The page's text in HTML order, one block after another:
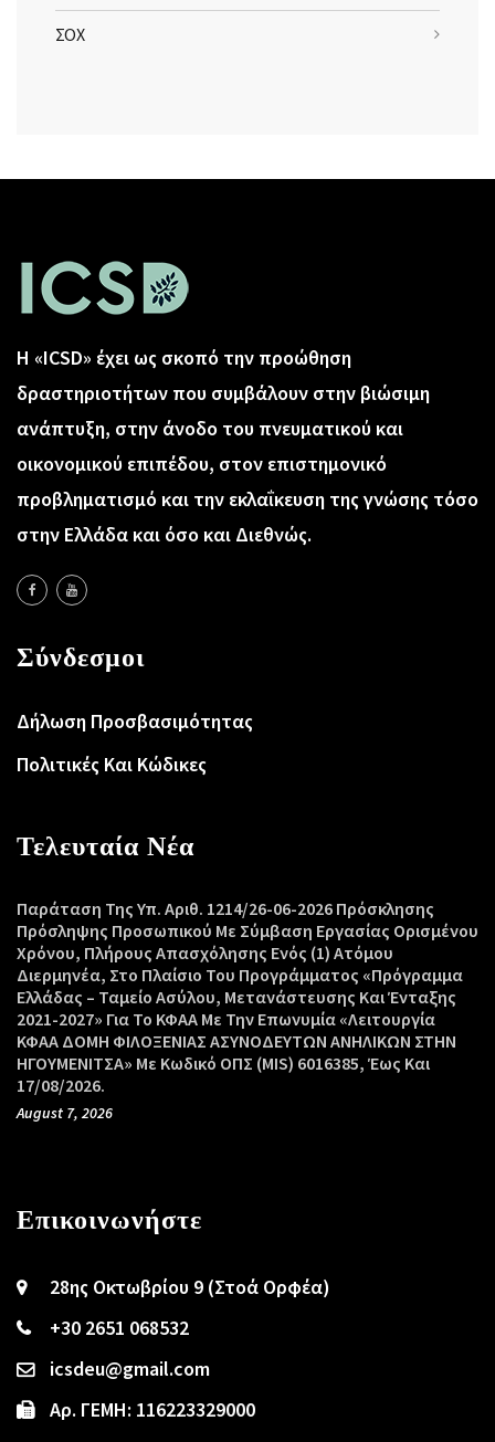
ΣΟΧ
Η «ICSD» έχει ως σκοπό την προώθηση
δραστηριοτήτων που συμβάλουν στην βιώσιμη
ανάπτυξη, στην άνοδο του πνευματικού και
οικονομικού επιπέδου, στον επιστημονικό
προβληματισμό και την εκλαΐκευση της γνώσης τόσο
στην Ελλάδα και όσο και Διεθνώς.
Σύνδεσμοι
Δήλωση Προσβασιμότητας
Πολιτικές Και Κώδικες
Τελευταία Νέα
Παράταση Της Υπ. Αριθ. 1214/26-06-2026 Πρόσκλησης
Πρόσληψης Προσωπικού Με Σύμβαση Εργασίας Ορισμένου
Χρόνου, Πλήρους Απασχόλησης Ενός (1) Ατόμου
Διερμηνέα, Στο Πλαίσιο Του Προγράμματος «Πρόγραμμα
Ελλάδας – Ταμείο Ασύλου, Μετανάστευσης Και Ένταξης
2021-2027» Για Το ΚΦΑΑ Με Την Επωνυμία «Λειτουργία
ΚΦΑΑ ΔΟΜΗ ΦΙΛΟΞΕΝΙΑΣ ΑΣΥΝΟΔΕΥΤΩΝ ΑΝΗΛΙΚΩΝ ΣΤΗΝ
ΗΓΟΥΜΕΝΙΤΣΑ» Με Κωδικό ΟΠΣ (MIS) 6016385, Έως Και
17/08/2026.
August 7, 2026
Επικοινωνήστε
28ης Οκτωβρίου 9 (Στοά Ορφέα)
+30 2651 068532
icsdeu@gmail.com
Αρ. ΓΕΜΗ: 116223329000